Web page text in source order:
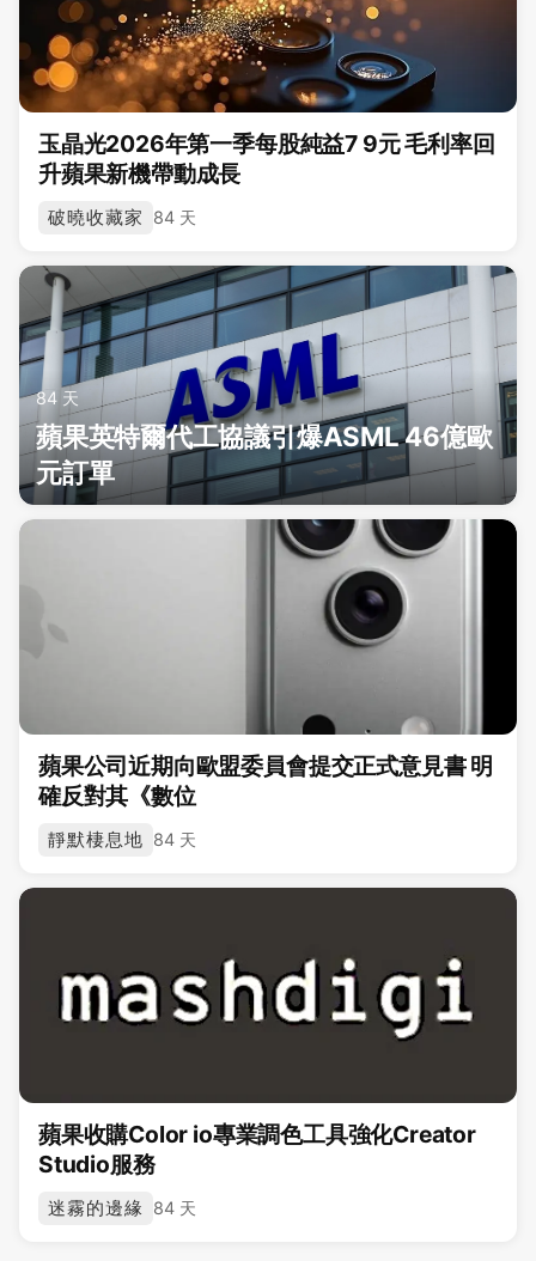
玉晶光2026年第一季每股純益7 9元 毛利率回
升蘋果新機帶動成長
破曉收藏家 84 天
84 天
蘋果英特爾代工協議引爆ASML 46億歐
元訂單
蘋果公司近期向歐盟委員會提交正式意見書 明
確反對其《數位
靜默棲息地 84 天
蘋果收購Color io專業調色工具強化Creator
Studio服務
迷霧的邊緣 84 天